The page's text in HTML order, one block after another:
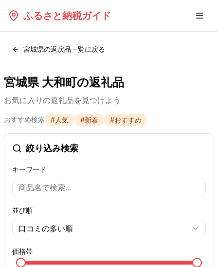
ふるさと納税ガイド
宮城県の返戻品一覧に戻る
宮城県 大和町の返礼品
お気に入りの返礼品を見つけよう
おすすめ検索 #人気 #新着 #おすすめ
絞り込み検索
キーワード
並び順
口コミの多い順
価格帯